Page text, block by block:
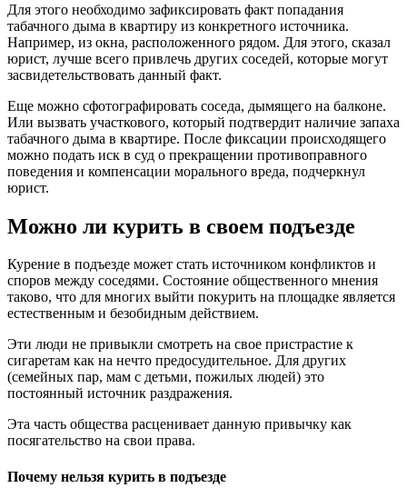
Для этого необходимо зафиксировать факт попадания
табачного дыма в квартиру из конкретного источника.
Например, из окна, расположенного рядом. Для этого, сказал
юрист, лучше всего привлечь других соседей, которые могут
засвидетельствовать данный факт.
Еще можно сфотографировать соседа, дымящего на балконе.
Или вызвать участкового, который подтвердит наличие запаха
табачного дыма в квартире. После фиксации происходящего
можно подать иск в суд о прекращении противоправного
поведения и компенсации морального вреда, подчеркнул
юрист.
Можно ли курить в своем подъезде
Курение в подъезде может стать источником конфликтов и
споров между соседями. Состояние общественного мнения
таково, что для многих выйти покурить на площадке является
естественным и безобидным действием.
Эти люди не привыкли смотреть на свое пристрастие к
сигаретам как на нечто предосудительное. Для других
(семейных пар, мам с детьми, пожилых людей) это
постоянный источник раздражения.
Эта часть общества расценивает данную привычку как
посягательство на свои права.
Почему нельзя курить в подъезде